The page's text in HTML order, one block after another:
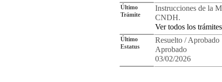
Último
Trámite
Instrucciones de la
CNDH.
Ver todos los trámites
Último
Estatus
Resuelto / Aprobado
Aprobado
03/02/2026